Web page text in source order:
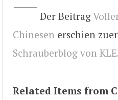
Der Beitrag
Chinesen erschien
Schrauberblog von KLE
Related Items from